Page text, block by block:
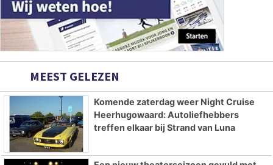
MEEST GELEZEN
Komende zaterdag weer Night Cruise
Heerhugowaard: Autoliefhebbers
treffen elkaar bij Strand van Luna